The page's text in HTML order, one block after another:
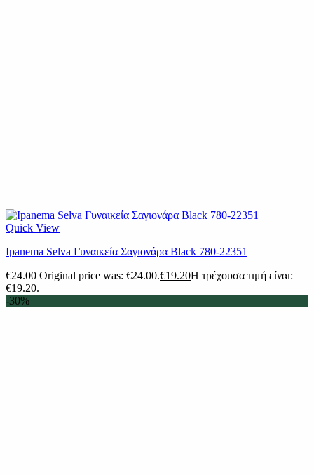
Quick View
Ipanema Selva Γυναικεία Σαγιονάρα Black 780-22351
€24.00 Original price was: €24.00.€19.20Η τρέχουσα τιμή είναι:
€19.20.
-30%